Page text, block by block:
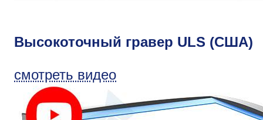
Высокоточный гравер ULS (США)
смотреть видео